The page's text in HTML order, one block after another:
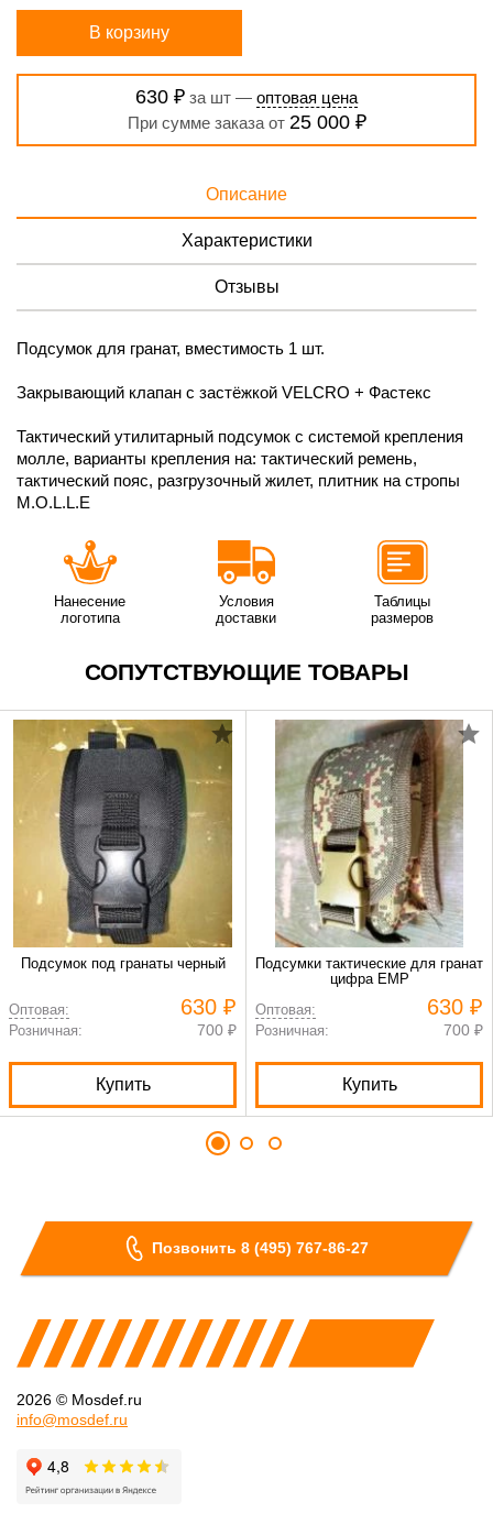
В корзину
630 ₽ за шт — оптовая цена
При сумме заказа от 25 000 ₽
Описание
Характеристики
Отзывы
Подсумок для гранат, вместимость 1 шт.
Закрывающий клапан с застёжкой VELCRO + Фастекс
Тактический утилитарный подсумок с системой крепления
молле, варианты крепления на: тактический ремень,
тактический пояс, разгрузочный жилет, плитник на стропы
M.O.L.L.E
Нанесение
логотипа
Условия
доставки
Таблицы
размеров
СОПУТСТВУЮЩИЕ ТОВАРЫ
Подсумок под гранаты черный
Оптовая: 630 ₽
Розничная: 700 ₽
Купить
Подсумки тактические для гранат
цифра ЕМР
Оптовая:
630 ₽
Розничная: 700 ₽
Купить
Позвонить 8 (495) 767-86-27
2026 © Mosdef.ru
info@mosdef.ru